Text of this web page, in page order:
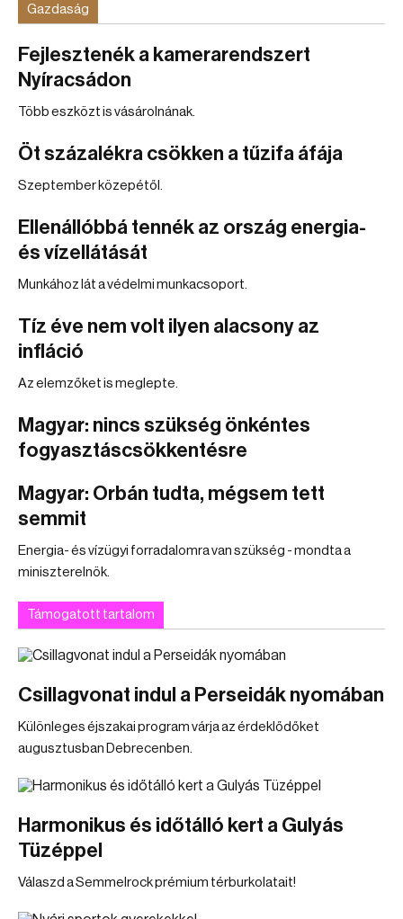
Gazdaság
Fejlesztenék a kamerarendszert
Nyíracsádon
Több eszközt is vásárolnának.
Öt százalékra csökken a tűzifa áfája
Szeptember közepétől.
Ellenállóbbá tennék az ország energia-
és vízellátását
Munkához lát a védelmi munkacsoport.
Tíz éve nem volt ilyen alacsony az
infláció
Az elemzőket is meglepte.
Magyar: nincs szükség önkéntes
fogyasztáscsökkentésre
Magyar: Orbán tudta, mégsem tett
semmit
Energia- és vízügyi forradalomra van szükség - mondta a
miniszterelnök.
Támogatott tartalom
Csillagvonat indul a Perseidák nyomában
Különleges éjszakai program várja az érdeklődőket
augusztusban Debrecenben.
Harmonikus és időtálló kert a Gulyás
Tüzéppel
Válaszd a Semmelrock prémium térburkolatait!